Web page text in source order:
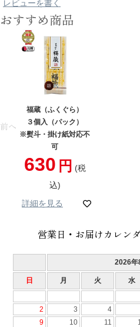
レビューを書く
おすすめ商品
前へ
福蔵（ふくぐら）
３個入（パック）
※熨斗・掛け紙対応不
可
630
税
込
詳細を見る
営業日・お届けカレン